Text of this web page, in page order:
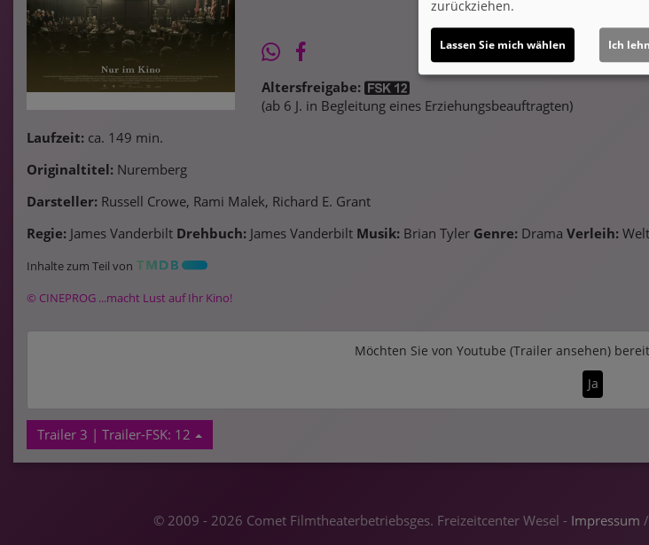
Altersfreigabe:
(ab 6 J. in Begleitung eines Erziehungsbeauftragten)
Laufzeit: ca. 149 min.
Originaltitel: Nuremberg
Darsteller: Russell Crowe, Rami Malek, Richard E. Grant
Regie: James Vanderbilt Drehbuch: James Vanderbilt Musik: Brian Tyler Genre: Drama Verleih:
Inhalte zum Teil von
© CINEPROG ...macht Lust auf Ihr Kino!
Möchten Sie von Youtube (Trailer ansehen)
Ja
Trailer 3 | Trailer-FSK: 12
© 2009 - 2026 Comet Filmtheaterbetriebsges. Freizeitcenter Wesel - Impressum /
zurückziehen.
Lassen Sie mich wählen Ich